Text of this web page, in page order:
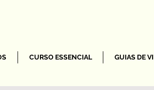
CURSO ESSENCIAL GUIAS DE